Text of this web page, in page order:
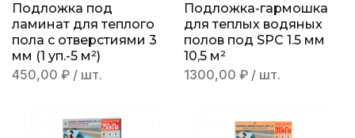
Подложка под
ламинат для теплого
пола с отверстиями 3
мм (1 уп.-5 м²)
450,00 ₽ / шт.
Подложка-гармошка
для теплых водяных
полов под SPC 1.5 мм
10,5 м²
1300,00 ₽ / шт.